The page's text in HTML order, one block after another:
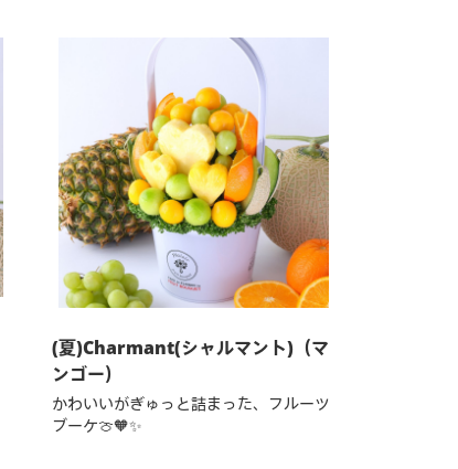
(夏)Charmant(シャルマント)（マ
ンゴー）
かわいいがぎゅっと詰まった、フルーツ
ブーケ🍈🧡✨